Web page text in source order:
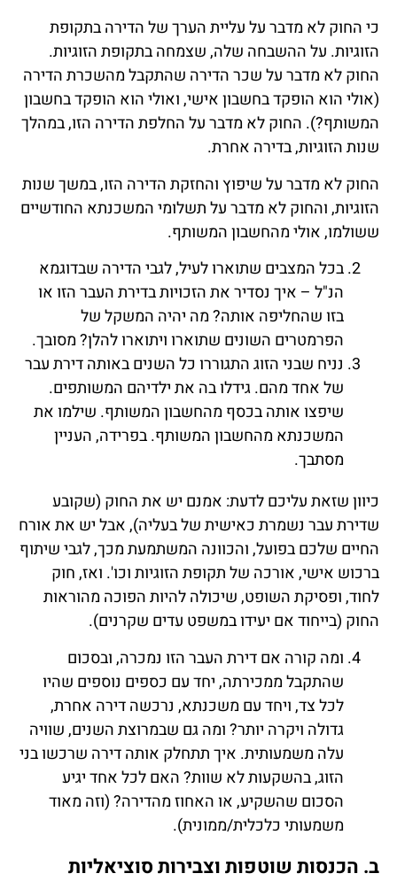
כי החוק לא מדבר על עליית הערך של הדירה בתקופת
הזוגיות. על ההשבחה שלה, שצמחה בתקופת הזוגיות.
החוק לא מדבר על שכר הדירה שהתקבל מהשכרת הדירה
(אולי הוא הופקד בחשבון אישי, ואולי הוא הופקד בחשבון
המשותף?). החוק לא מדבר על החלפת הדירה הזו, במהלך
שנות הזוגיות, בדירה אחרת.
החוק לא מדבר על שיפוץ והחזקת הדירה הזו, במשך שנות
הזוגיות, והחוק לא מדבר על תשלומי המשכנתא החודשיים
ששולמו, אולי מהחשבון המשותף.
בכל המצבים שתוארו לעיל, לגבי הדירה שבדוגמא
הנ"ל – איך נסדיר את הזכויות בדירת העבר הזו או
בזו שהחליפה אותה? מה יהיה המשקל של
הפרמטרים השונים שתוארו ויתוארו להלן? מסובך.
נניח שבני הזוג התגוררו כל השנים באותה דירת עבר
של אחד מהם. גידלו בה את ילדיהם המשותפים.
שיפצו אותה בכסף מהחשבון המשותף. שילמו את
המשכנתא מהחשבון המשותף. בפרידה, העניין
מסתבך.
כיוון שזאת עליכם לדעת: אמנם יש את החוק (שקובע
שדירת עבר נשמרת כאישית של בעליה), אבל יש את אורח
החיים שלכם בפועל, והכוונה המשתמעת מכך, לגבי שיתוף
ברכוש אישי, אורכה של תקופת הזוגיות וכו'. ואז, חוק
לחוד, ופסיקת השופט, שיכולה להיות הפוכה מהוראות
החוק (בייחוד אם יעידו במשפט עדים שקרנים).
ומה קורה אם דירת העבר הזו נמכרה, ובסכום
שהתקבל ממכירתה, יחד עם כספים נוספים שהיו
לכל צד, ויחד עם משכנתא, נרכשה דירה אחרת,
גדולה ויקרה יותר? ומה גם שבמרוצת השנים, שוויה
עלה משמעותית. איך תתחלק אותה דירה שרכשו בני
הזוג, בהשקעות לא שוות? האם לכל אחד יגיע
הסכום שהשקיע, או האחוז מהדירה? (וזה מאוד
משמעותי כלכלית/ממונית).
ב. הכנסות שוטפות וצבירות סוציאליות